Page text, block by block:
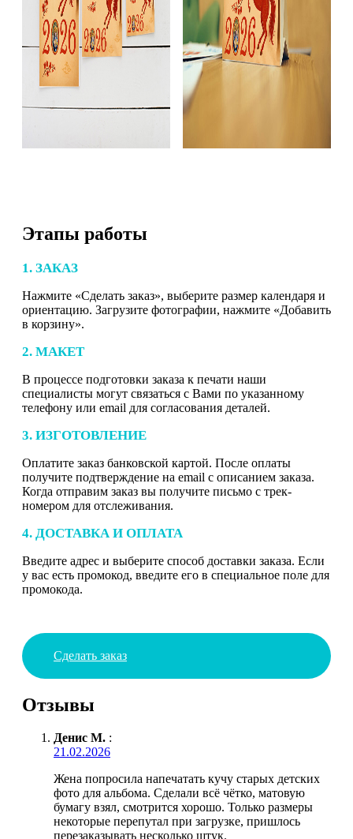
Этапы работы
1. ЗАКАЗ
Нажмите «Сделать заказ», выберите размер календаря и
ориентацию. Загрузите фотографии, нажмите «Добавить
в корзину».
2. МАКЕТ
В процессе подготовки заказа к печати наши
специалисты могут связаться с Вами по указанному
телефону или email для согласования деталей.
3. ИЗГОТОВЛЕНИЕ
Оплатите заказ банковской картой. После оплаты
получите подтверждение на email с описанием заказа.
Когда отправим заказ вы получите письмо с трек-
номером для отслеживания.
4. ДОСТАВКА И ОПЛАТА
Введите адрес и выберите способ доставки заказа. Если
у вас есть промокод, введите его в специальное поле для
промокода.
Сделать заказ
Отзывы
Денис М. :
21.02.2026
Жена попросила напечатать кучу старых детских
фото для альбома. Сделали всё чётко, матовую
бумагу взял, смотрится хорошо. Только размеры
некоторые перепутал при загрузке, пришлось
перезаказывать несколько штук.